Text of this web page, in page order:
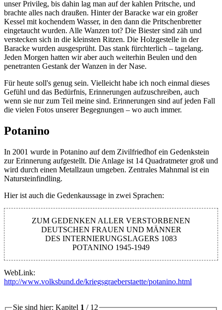
unser Privileg, bis dahin lag man auf der kahlen Pritsche, und
brachte alles nach draußen. Hinter der Baracke war ein großer
Kessel mit kochendem Wasser, in den dann die Pritschenbretter
eingetaucht wurden. Alle Wanzen tot? Die Biester sind zäh und
verstecken sich in die kleinsten Ritzen. Die Holzgestelle in der
Baracke wurden ausgesprüht. Das stank fürchterlich ‒ tagelang.
Jeden Morgen hatten wir aber auch weiterhin Beulen und den
penetranten Gestank der Wanzen in der Nase.
Für heute soll's genug sein. Vielleicht habe ich noch einmal dieses
Gefühl und das Bedürfnis, Erinnerungen aufzuschreiben, auch
wenn sie nur zum Teil meine sind. Erinnerungen sind auf jeden Fall
die vielen Fotos unserer Begegnungen ‒ wo auch immer.
Potanino
In 2001 wurde in Potanino auf dem Zivilfriedhof ein Gedenkstein
zur Erinnerung aufgestellt. Die Anlage ist 14 Quadratmeter groß und
wird durch einen Metallzaun umgeben. Zentrales Mahnmal ist ein
Natursteinfindling.
Hier ist auch die Gedenkaussage in zwei Sprachen:
ZUM GEDENKEN ALLER VERSTORBENEN
DEUTSCHEN FRAUEN UND MÄNNER
DES INTERNIERUNGSLAGERS 1083
POTANINO 1945-1949
WebLink:
http://www.volksbund.de/kriegsgraeberstaette/potanino.html
Sie sind hier: Kapitel 1 / 12